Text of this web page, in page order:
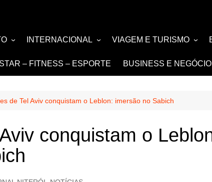
INTERNACIONAL
NOTÍCIA
DESIGN e ARQUITETURA
VIAGEM E TURISMO
TURISMO
– FITNESS – ESPORTE BUSINESS E
de Tel Aviv conquistam o Leblon: imersão no Sabich
conquistam o